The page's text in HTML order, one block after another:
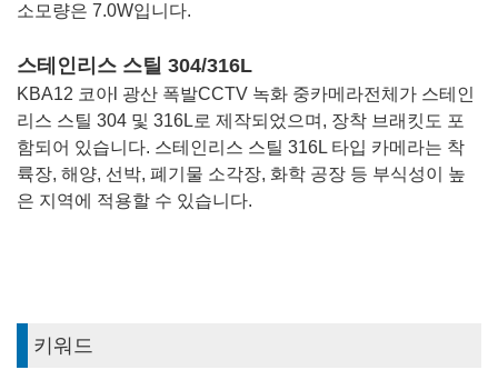
소모량은 7.0W입니다.
스테인리스 스틸 304/316L
KBA12 코아 l 광산 폭발CCTV 녹화 중카메라전체가 스테인
리스 스틸 304 및 316L로 제작되었으며, 장착 브래킷도 포
함되어 있습니다. 스테인리스 스틸 316L 타입 카메라는 착
륙장, 해양, 선박, 폐기물 소각장, 화학 공장 등 부식성이 높
은 지역에 적용할 수 있습니다.
키워드